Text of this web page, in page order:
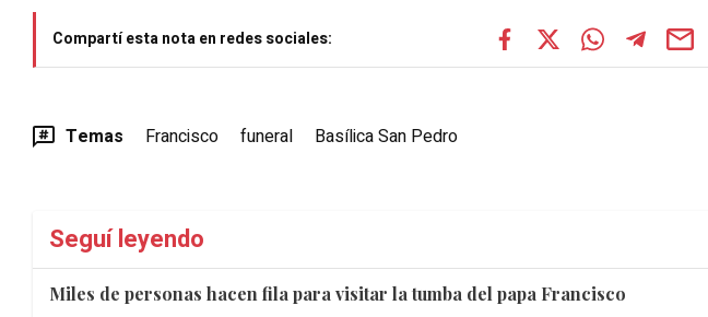
Compartí esta nota en redes sociales:
Temas Francisco funeral Basílica San Pedro
Seguí leyendo
Miles de personas hacen fila para visitar la tumba del papa Francisco